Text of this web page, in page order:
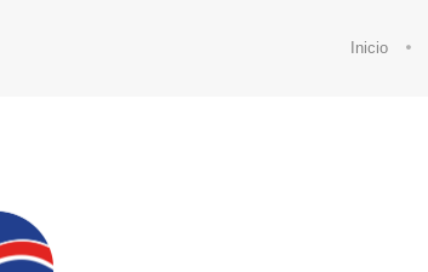
Inicio